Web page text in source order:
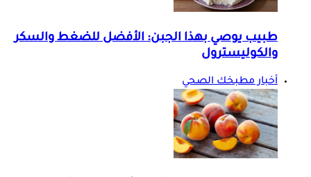
طبيب يوصي بهذا الجبن: الأفضل للضغط والسكر
والكوليسترول
أخبار مطبخك الصحي